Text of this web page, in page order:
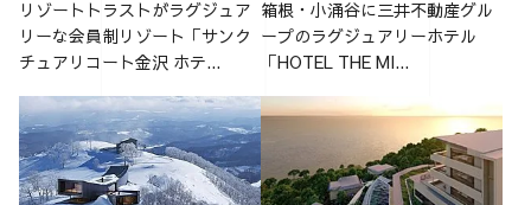
リゾートトラストがラグジュア
リーな会員制リゾート「サンク
チュアリコート金沢 ホテ...
箱根・小涌谷に三井不動産グル
ープのラグジュアリーホテル
「HOTEL THE MI...